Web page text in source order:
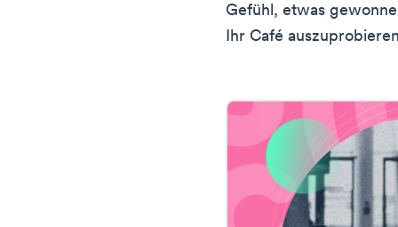
Gefühl, etwas
Ihr Café